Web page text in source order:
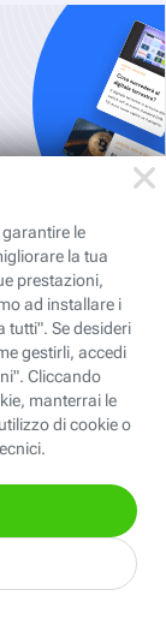
eBook,
ai corsi
a te